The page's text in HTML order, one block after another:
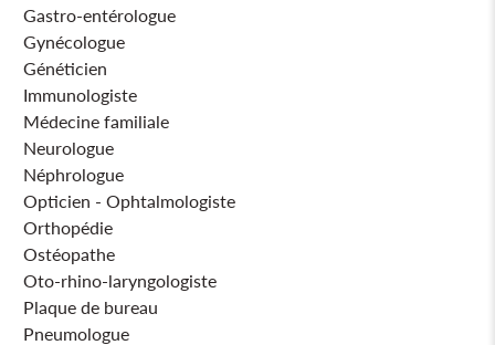
Gastro-entérologue
Gynécologue
Généticien
Immunologiste
Médecine familiale
Neurologue
Néphrologue
Opticien - Ophtalmologiste
Orthopédie
Ostéopathe
Oto-rhino-laryngologiste
Plaque de bureau
Pneumologue